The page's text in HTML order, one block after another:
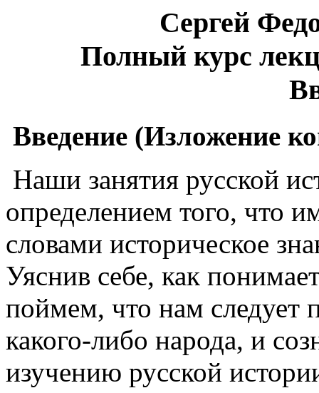
Сергей
Полный курс
Введение (Изложение
Наши занятия русской
определением того, что
словами историческое
Уяснив себе, как
поймем, что нам следует
какого-либо народа, и
изучению русской